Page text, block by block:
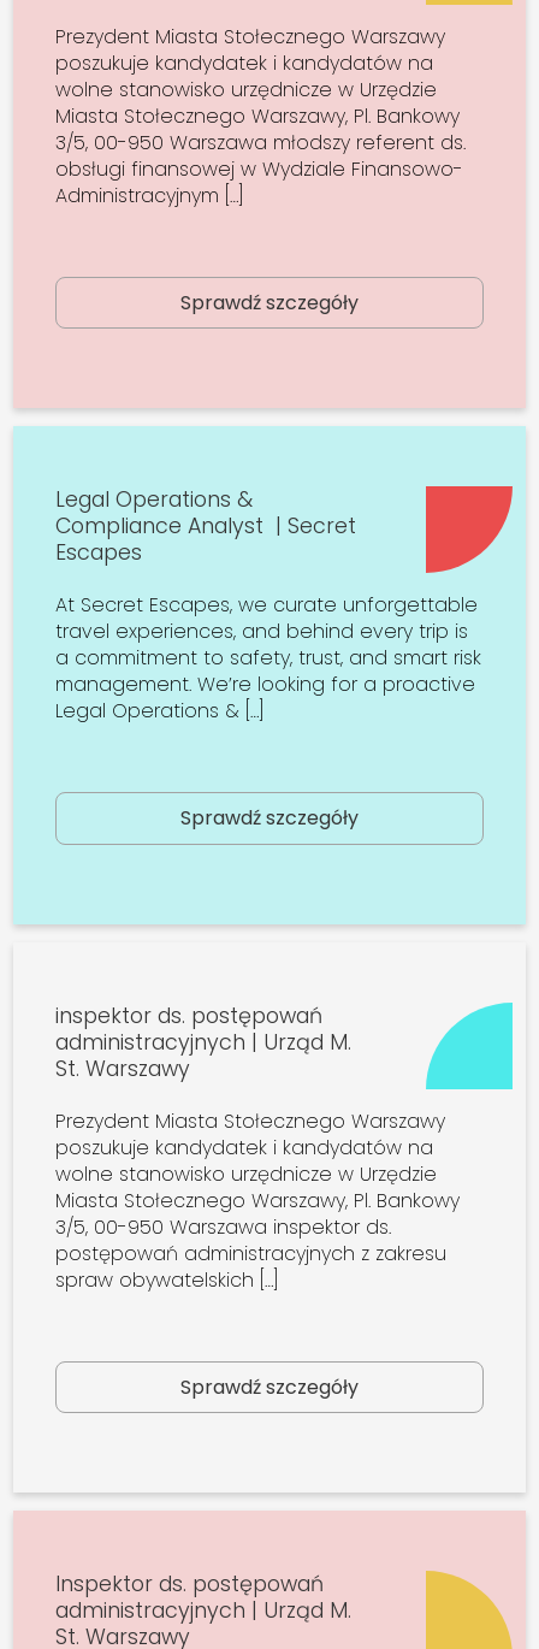
Prezydent Miasta Stołecznego Warszawy
poszukuje kandydatek i kandydatów na
wolne stanowisko urzędnicze w Urzędzie
Miasta Stołecznego Warszawy, Pl. Bankowy
3/5, 00-950 Warszawa młodszy referent ds.
obsługi finansowej w Wydziale Finansowo-
Administracyjnym […]
Sprawdź szczegóły
Legal Operations &
Compliance Analyst | Secret
Escapes
At Secret Escapes, we curate unforgettable
travel experiences, and behind every trip is
a commitment to safety, trust, and smart risk
management. We’re looking for a proactive
Legal Operations & […]
Sprawdź szczegóły
inspektor ds. postępowań
administracyjnych | Urząd M.
St. Warszawy
Prezydent Miasta Stołecznego Warszawy
poszukuje kandydatek i kandydatów na
wolne stanowisko urzędnicze w Urzędzie
Miasta Stołecznego Warszawy, Pl. Bankowy
3/5, 00-950 Warszawa inspektor ds.
postępowań administracyjnych z zakresu
spraw obywatelskich […]
Sprawdź szczegóły
Inspektor ds. postępowań
administracyjnych | Urząd M.
St. Warszawy